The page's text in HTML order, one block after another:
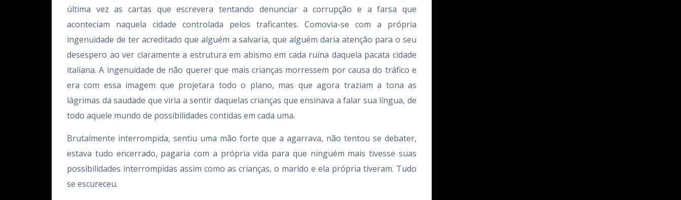
última vez as cartas que escrevera tentando denunciar a corrupção e a farsa que
aconteciam naquela cidade controlada pelos traficantes. Comovia-se com a própria
ingenuidade de ter acreditado que alguém a salvaria, que alguém daria atenção para o seu
desespero ao ver claramente a estrutura em abismo em cada ruína daquela pacata cidade
italiana. A ingenuidade de não querer que mais crianças morressem por causa do tráfico e
era com essa imagem que projetara todo o plano, mas que agora traziam a tona as
lágrimas da saudade que viria a sentir daquelas crianças que ensinava a falar sua língua, de
todo aquele mundo de possibilidades contidas em cada uma.
Brutalmente interrompida, sentiu uma mão forte que a agarrava, não tentou se debater,
estava tudo encerrado, pagaria com a própria vida para que ninguém mais tivesse suas
possibilidades interrompidas assim como as crianças, o marido e ela própria tiveram. Tudo
se escureceu.